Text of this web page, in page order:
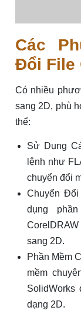
Các
Đổi File
Có nhiều
sang 2D, phù
thể:
Sử Dụng
lệnh như
chuyển đổi
Chuyển
dụng
sang 2D.
Phần Mềm
mềm
dạng 2D.